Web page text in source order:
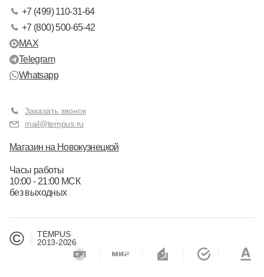
+7 (499) 110-31-64
+7 (800) 500-65-42
MAX
Telegram
Whatsapp
Заказать звонок
mail@tempus.ru
Магазин на Новокузнецкой
Часы работы
10:00 - 21:00 МСК
без выходных
©
TEMPUS
2013-2026